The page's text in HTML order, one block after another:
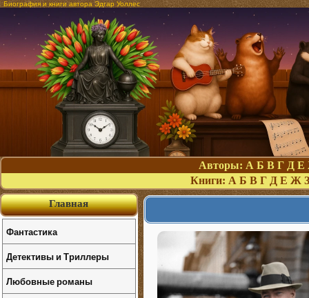
Биография и книги автора Эдгар Уоллес
Авторы: А Б В Г Д Е
Книги: А Б В Г Д Е Ж З
Главная
Фантастика
Детективы и Триллеры
Любовные романы